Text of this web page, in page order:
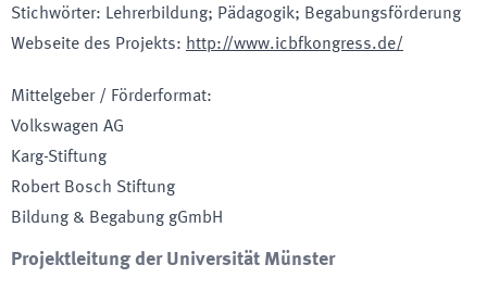
Stichwörter: Lehrerbildung; Pädagogik; Begabungsförderung
Webseite des Projekts: http://www.icbfkongress.de/
Mittelgeber / Förderformat:
Volkswagen AG
Karg-Stiftung
Robert Bosch Stiftung
Bildung & Begabung gGmbH
Projektleitung der Universität Münster